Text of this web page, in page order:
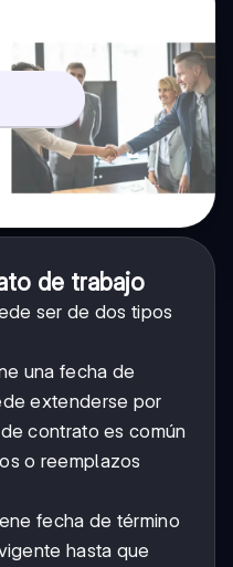
de trabajo
ser de dos tipos
una fecha de
extenderse por
contrato es común
o reemplazos
fecha de término
hasta que